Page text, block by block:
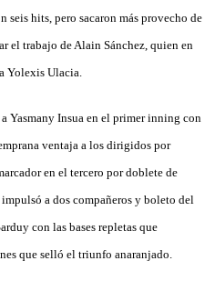
hits, pero sacaron más provecho de
el trabajo de Alain Sánchez, quien en
Yolexis Ulacia.
Yasmany Insua en el primer inning con
ventaja a los dirigidos por
en el tercero por doblete de
a dos compañeros y boleto del
con las bases repletas que
que selló el triunfo anaranjado.